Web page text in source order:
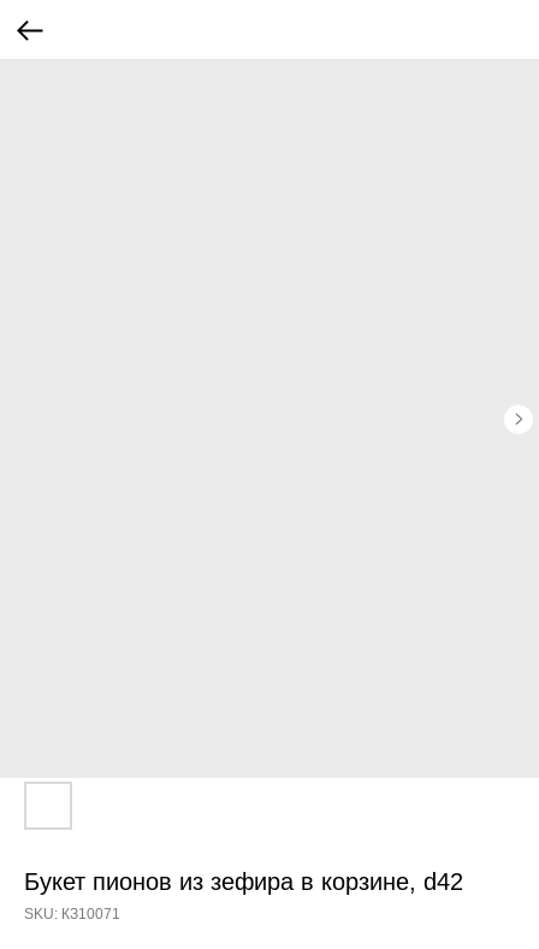
Букет пионов из зефира в корзине, d42
SKU: КЗ10071